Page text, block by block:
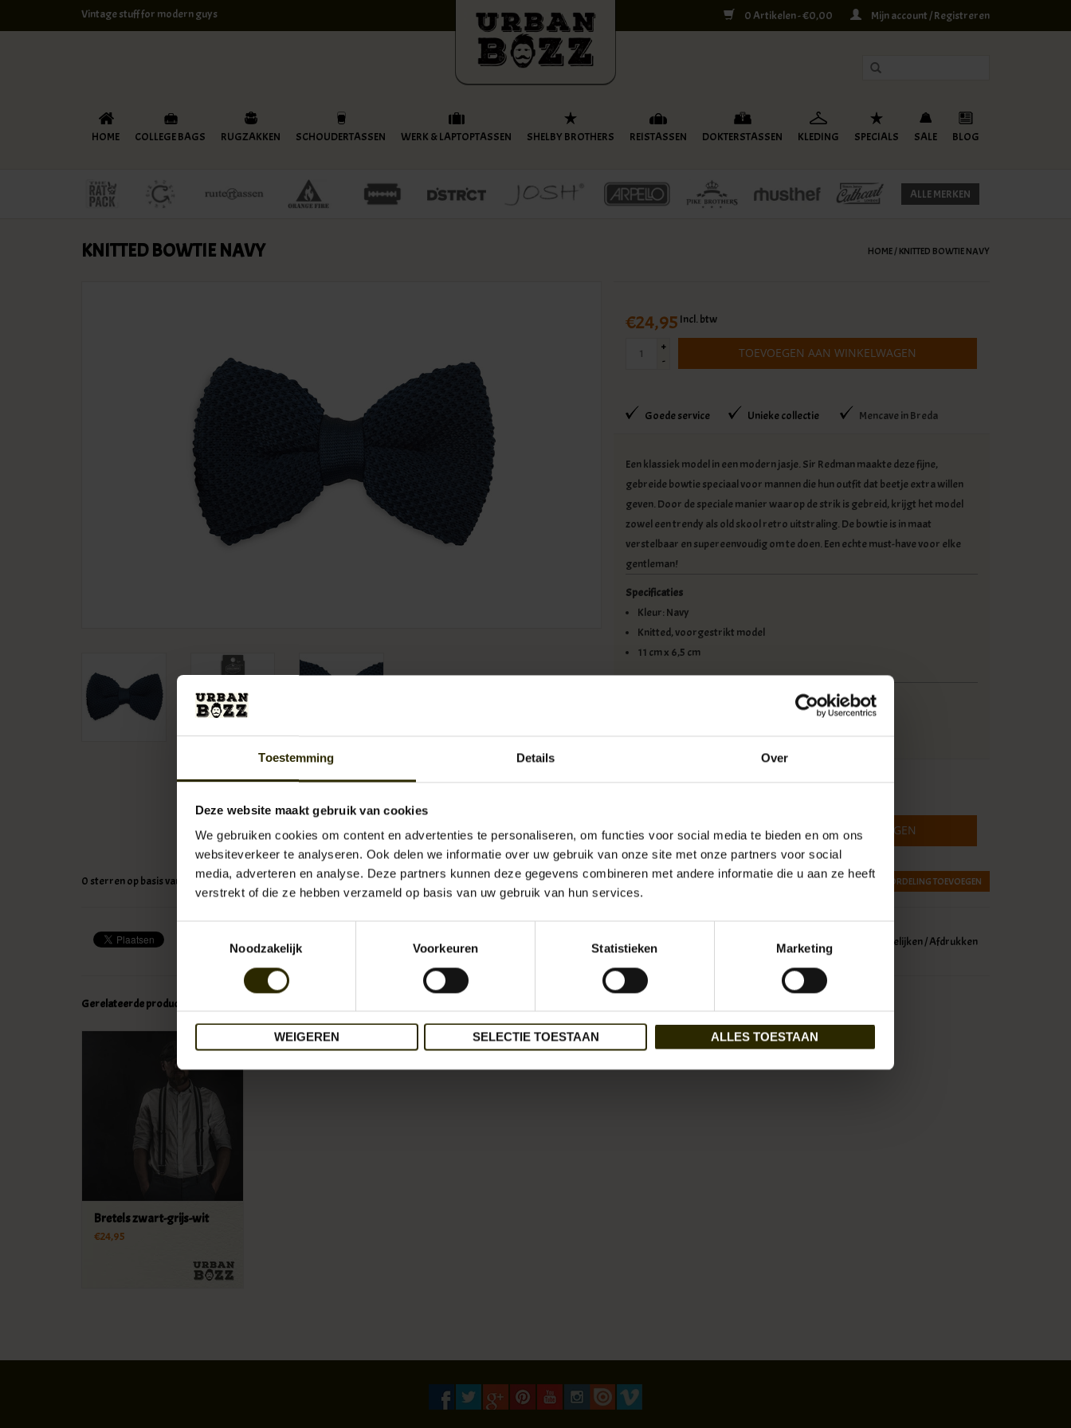
Toestemming Details Over
Deze website maakt gebruik van cookies
We gebruiken cookies om content en advertenties te personaliseren, om functies voor social media te bieden en om ons
websiteverkeer te analyseren. Ook delen we informatie over uw gebruik van onze site met onze partners voor social
media, adverteren en analyse. Deze partners kunnen deze gegevens combineren met andere informatie die u aan ze heeft
verstrekt of die ze hebben verzameld op basis van uw gebruik van hun services.
Noodzakelijk
Voorkeuren Statistieken Marketing
WEIGEREN SELECTIE TOESTAAN ALLES TOESTAAN
Vintage stuff for modern guys 0 Artikelen - €0,00 Mijn account / Registreren
HOME COLLEGE BAGS RUGZAKKEN SCHOUDERTASSEN WERK & LAPTOPTASSEN SHELBY BROTHERS REISTASSEN DOKTERSTASSEN KLEDING SPECIALS SALE BLOG
ALLE MERKEN
KNITTED BOWTIE NAVY HOME/KNITTED BOWTIE NAVY
€24,95 Incl. btw
+
-
TOEVOEGEN AAN WINKELWAGEN
Goede service Unieke collectie Mencave in Breda
Een klassiek model in een modern jasje. Sir Redman maakte deze fijne,
gebreide bowtie speciaal voor mannen die hun outfit dat beetje extra willen
geven. Door de speciale manier waarop de strik is gebreid, krijgt het model
zowel een trendy als old skool retro uitstraling. De bowtie is in maat
verstelbaar en supereenvoudig om te doen. Een echte must-have voor elke
gentleman!
Specificaties
Kleur: Navy
Knitted, voorgestrikt model
11 cm x 6,5 cm
Artikelnummer:
UB-SRM-SRBOWTIE24004
-
TOEVOEGEN AAN WINKELWAGEN
JE BEOORDELING TOEVOEGEN
0 sterren op basis van beoordelingen
Aan verlanglijst toevoegen Toevoegen om te vergelijken/Afdrukken
Gerelateerde producten
Bretels zwart-grijs-wit
€24,95